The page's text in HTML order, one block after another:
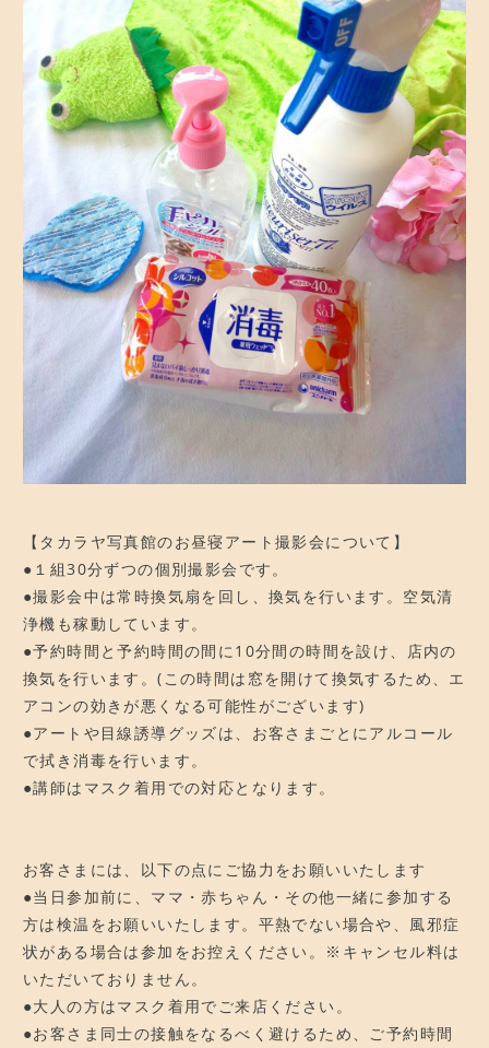
【タカラヤ写真館のお昼寝アート撮影会について】
●１組30分ずつの個別撮影会です。
●撮影会中は常時換気扇を回し、換気を行います。空気清
浄機も稼動しています。
●予約時間と予約時間の間に10分間の時間を設け、店内の
換気を行います。(この時間は窓を開けて換気するため、エ
アコンの効きが悪くなる可能性がございます)
●アートや目線誘導グッズは、お客さまごとにアルコール
で拭き消毒を行います。
●講師はマスク着用での対応となります。
お客さまには、以下の点にご協力をお願いいたします
●当日参加前に、ママ・赤ちゃん・その他一緒に参加する
方は検温をお願いいたします。平熱でない場合や、風邪症
状がある場合は参加をお控えください。※キャンセル料は
いただいておりません。
●大人の方はマスク着用でご来店ください。
●お客さま同士の接触をなるべく避けるため、ご予約時間